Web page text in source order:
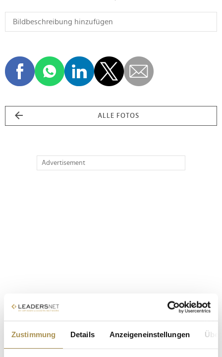
Zustimmung Details Anzeigeneinstellungen
ALLE FOTOS
Advertisement